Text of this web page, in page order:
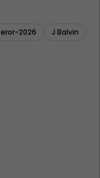
2026 J Balvin